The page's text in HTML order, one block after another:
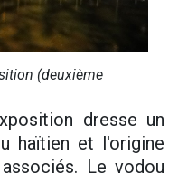
(deuxième
dresse un
haïtien et l'origine
Le vodou